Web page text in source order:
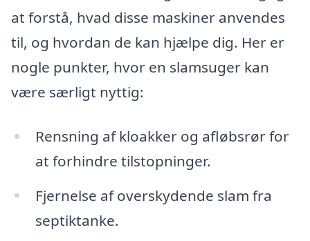
at forstå, hvad disse maskiner anvendes
til, og hvordan de kan hjælpe dig. Her er
nogle punkter, hvor en slamsuger kan
være særligt nyttig:
Rensning af kloakker og afløbsrør for
at forhindre tilstopninger.
Fjernelse af overskydende slam fra
septiktanke.